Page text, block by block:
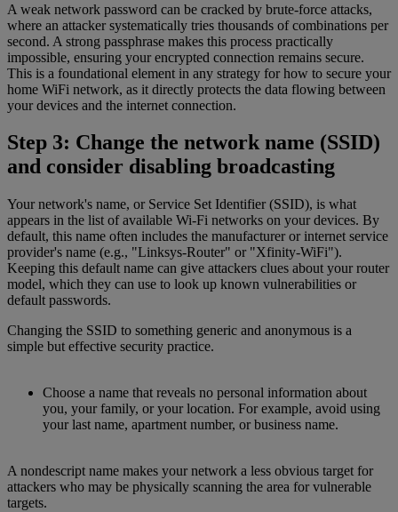
A weak network password can be cracked by brute-force attacks,
where an attacker systematically tries thousands of combinations per
second. A strong passphrase makes this process practically
impossible, ensuring your encrypted connection remains secure.
This is a foundational element in any strategy for how to secure your
home WiFi network, as it directly protects the data flowing between
your devices and the internet connection.
Step 3: Change the network name (SSID)
and consider disabling broadcasting
Your network's name, or Service Set Identifier (SSID), is what
appears in the list of available Wi-Fi networks on your devices. By
default, this name often includes the manufacturer or internet service
provider's name (e.g., "Linksys-Router" or "Xfinity-WiFi").
Keeping this default name can give attackers clues about your router
model, which they can use to look up known vulnerabilities or
default passwords.
Changing the SSID to something generic and anonymous is a
simple but effective security practice.
Choose a name that reveals no personal information about
you, your family, or your location. For example, avoid using
your last name, apartment number, or business name.
A nondescript name makes your network a less obvious target for
attackers who may be physically scanning the area for vulnerable
targets.